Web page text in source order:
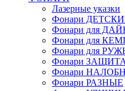
Лазерные указки
Фонари
Фонари для
Фонари для
Фонари для
Фонари ЗАЩИТА
Фонари
Фонари РАЗНЫЕ